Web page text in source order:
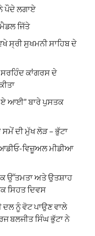
ਪੌਦੇ ਲਗਾਏ
ਜਿੱਤੇ
ਸ੍ਰੀ ਸੁਖਮਨੀ ਸਾਹਿਬ ਦੇ
ਕਾਂਗਰਸ ਦੇ
ਏ ਆਈ” ਬਾਰੇ ਪੁਸਤਕ
ਸਮੇਂ ਦੀ ਮੁੱਖ ਲੋੜ – ਭੁੱਟਾ
ਵਿਜ਼ੂਅਲ ਮੀਡੀਆ
ਉੱਤਮਤਾ ਅਤੇ ਉਤਸ਼ਾਹ
ਸਿਹਤ ਦਿਵਸ
ਦਲ ਨੂੰ ਵੋਟ ਪਾਉਣ ਵਾਲੇ
ਬਲਜੀਤ ਸਿੰਘ ਭੁੱਟਾ ਨੇ